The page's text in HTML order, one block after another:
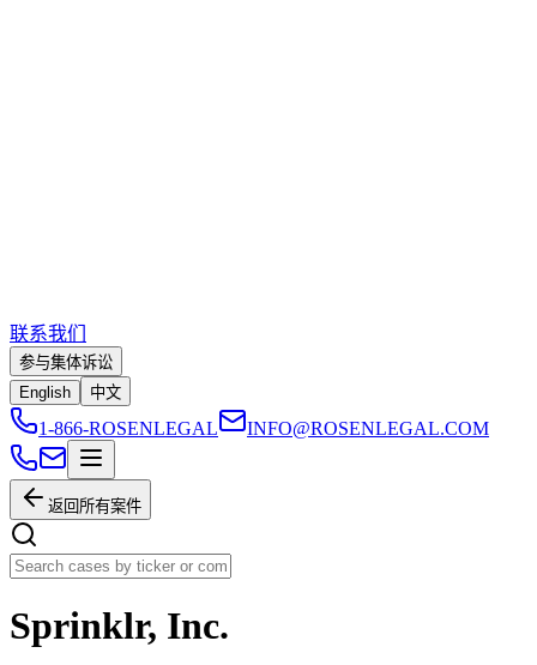
联系我们
参与集体诉讼
English
中文
1-866-ROSENLEGAL INFO@ROSENLEGAL.COM
返回所有案件
Sprinklr, Inc.